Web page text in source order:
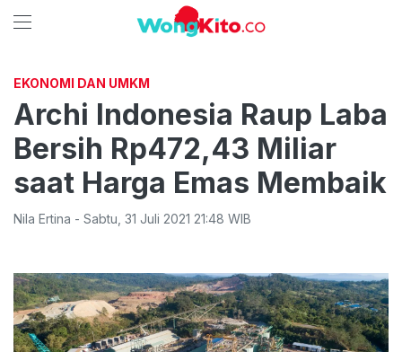
EKONOMI DAN UMKM
Archi Indonesia Raup Laba
Bersih Rp472,43 Miliar
saat Harga Emas Membaik
Nila Ertina - Sabtu 31 Juli 2021 21:48 WIB